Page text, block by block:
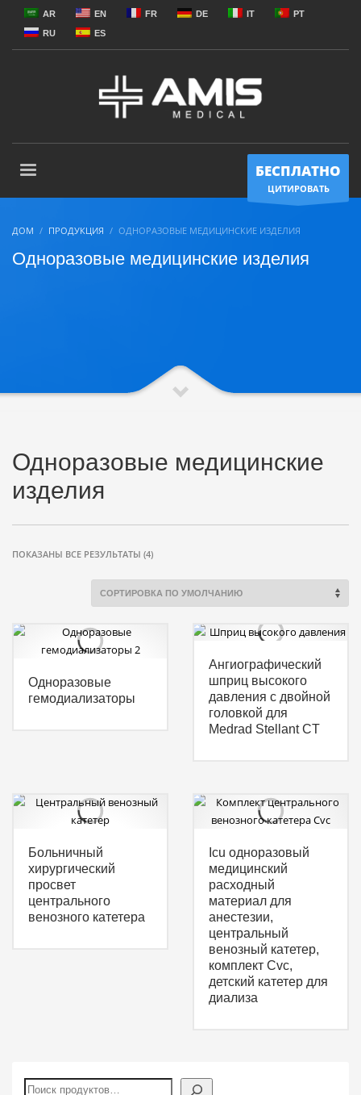
AR EN FR DE IT
PT
RU
ES
БЕСПЛАТНО
ЦИТИРОВАТЬ
ДОМ ПРОДУКЦИЯ ОДНОРАЗОВЫЕ МЕДИЦИНСКИЕ ИЗДЕЛИЯ
Одноразовые медицинские изделия
Одноразовые медицинские
изделия
ПОКАЗАНЫ ВСЕ РЕЗУЛЬТАТЫ (4)
Одноразовые
гемодиализаторы
Ангиографический
шприц высокого
давления с двойной
головкой для
Medrad Stellant CT
Больничный
хирургический
просвет
центрального
венозного катетера
Icu одноразовый
медицинский
расходный
материал для
анестезии,
центральный
венозный катетер,
комплект Cvc,
детский катетер для
диализа
Поиск